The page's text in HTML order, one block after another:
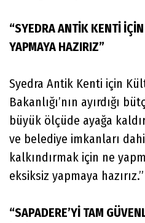
“SYEDRA ANTİK KENTİ
YAPMAYA HAZIRIZ”
Syedra Antik Kenti için
Bakanlığı’nın ayırdığı
büyük ölçüde ayağa
ve belediye imkanları
kalkındırmak için ne
eksiksiz yapmaya hazırız.”
“SAPADERE’Yİ TAM